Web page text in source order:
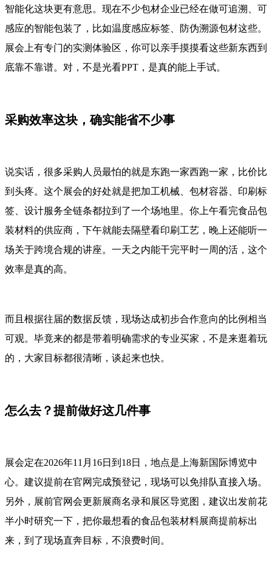
智能化这块更有意思。现在不少包材企业已经在做可追溯、可
感应的智能包装了，比如温度感应标签、防伪溯源包材这些。
展会上有专门的实测体验区，你可以亲手摸摸看这些新东西到
底靠不靠谱。对，不是光看PPT，是真的能上手试。
采购效率这块，确实能省不少事
说实话，很多采购人员最怕的就是东跑一家西跑一家，比价比
到头疼。这个展会的好处就是把加工机械、包材容器、印刷标
签、设计服务全链条都拉到了一个场地里。你上午看完食品包
装材料的供应商，下午就能去隔壁看印刷工艺，晚上还能听一
场关于跨境合规的讲座。一天之内能干完平时一周的活，这个
效率是真的高。
而且根据往届的数据反馈，现场达成初步合作意向的比例相当
可观。毕竟来的都是带着明确需求的专业买家，不是来逛着玩
的，大家目标都很清晰，谈起来也快。
怎么去？提前做好这几件事
展会定在2026年11月16日到18日，地点是上海新国际博览中
心。建议提前在官网完成预登记，现场可以免排队直接入场。
另外，展前官网会更新展商名录和展区导览图，建议出发前花
半小时研究一下，把你最想看的食品包装材料展商提前标出
来，到了现场直奔目标，不浪费时间。